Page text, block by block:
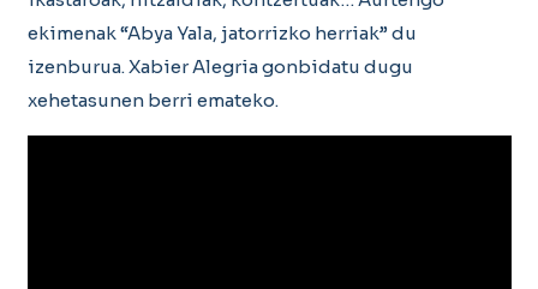
ekimenak “Abya Yala, jatorrizko herriak” du
izenburua. Xabier Alegria gonbidatu dugu
xehetasunen berri emateko.